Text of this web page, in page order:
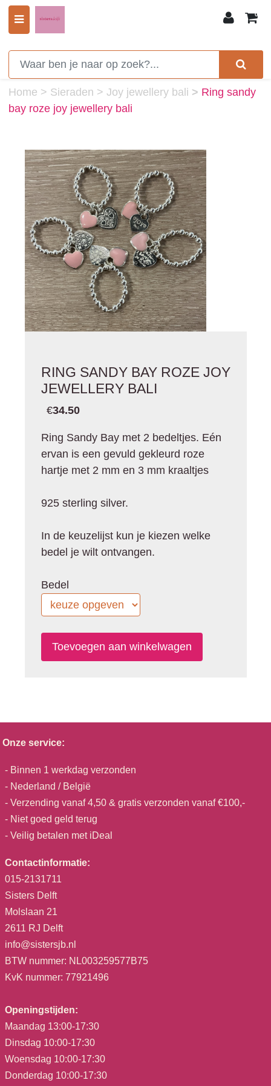
0
Home > Sieraden > Joy jewellery bali > Ring sandy
bay roze joy jewellery bali
RING SANDY BAY ROZE JOY
JEWELLERY BALI
€34.50
Ring Sandy Bay met 2 bedeltjes. Eén
ervan is een gevuld gekleurd roze
hartje met 2 mm en 3 mm kraaltjes
925 sterling silver.
In de keuzelijst kun je kiezen welke
bedel je wilt ontvangen.
Bedel
Onze service:
- Binnen 1 werkdag verzonden
- Nederland / België
- Verzending vanaf 4,50 & gratis verzonden vanaf €100,-
- Niet goed geld terug
- Veilig betalen met iDeal
Contactinformatie:
015-2131711
Sisters Delft
Molslaan 21
2611 RJ Delft
info@sistersjb.nl
BTW nummer: NL003259577B75
KvK nummer: 77921496
Openingstijden:
Maandag 13:00-17:30
Dinsdag 10:00-17:30
Woensdag 10:00-17:30
Donderdag 10:00-17:30